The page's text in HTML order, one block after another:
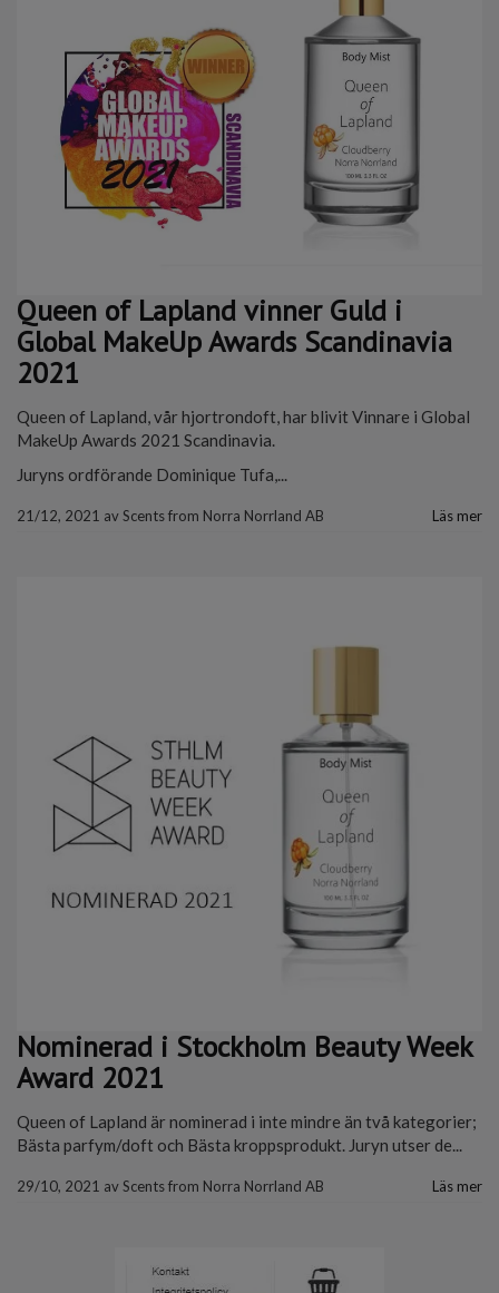
Queen of Lapland vinner Guld i
Global MakeUp Awards Scandinavia
2021
Queen of Lapland, vår hjortrondoft, har blivit Vinnare i Global
MakeUp Awards 2021 Scandinavia.
Juryns ordförande Dominique Tufa,...
21/12, 2021 avScents from Norra Norrland AB Läs mer
Nominerad i Stockholm Beauty Week
Award 2021
Queen of Lapland är nominerad i inte mindre än två kategorier;
Bästa parfym/doft och Bästa kroppsprodukt. Juryn utser de...
29/10, 2021 avScents from Norra Norrland AB Läs mer